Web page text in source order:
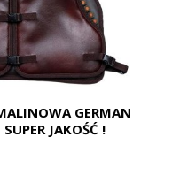
GERMAN
JAKOŚĆ !
KATALOGOWA
PROMOCJA